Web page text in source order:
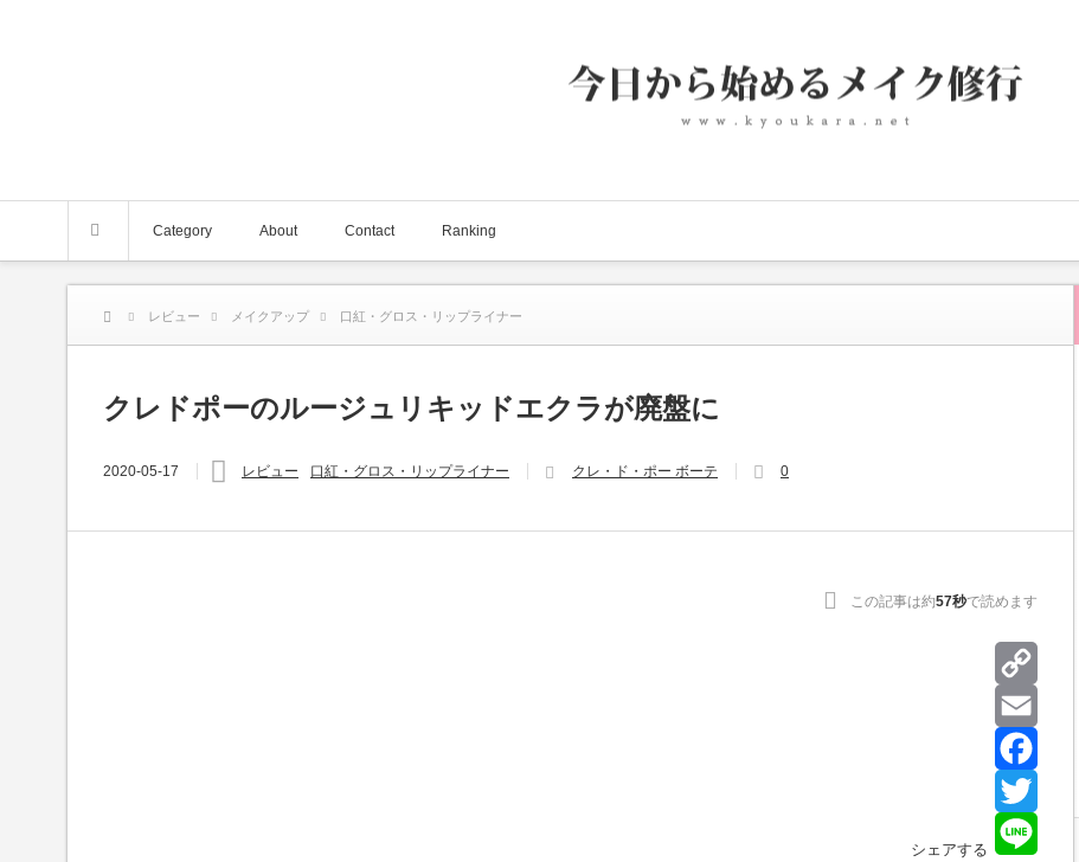
Category About Contact Ranking
レビュー メイクアップ 口紅・グロス・リップライナー
クレドポーのルージュリキッドエクラが廃盤に
2020-05-17 レビュー 口紅・グロス・リップライナー クレ・ド・ポー ボーテ 0
この記事は約57秒で読めます
シェアする